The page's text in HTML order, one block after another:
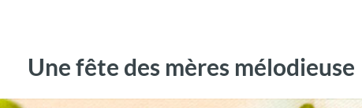
Une fête des mères mélodieuse